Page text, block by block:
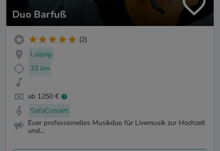
Duo Barfuß
(2)
Leipzig
33 km
ab 1250 €
SofaConcert
Euer professionelles Musikduo für Livemusik zur Hochzeit
und...